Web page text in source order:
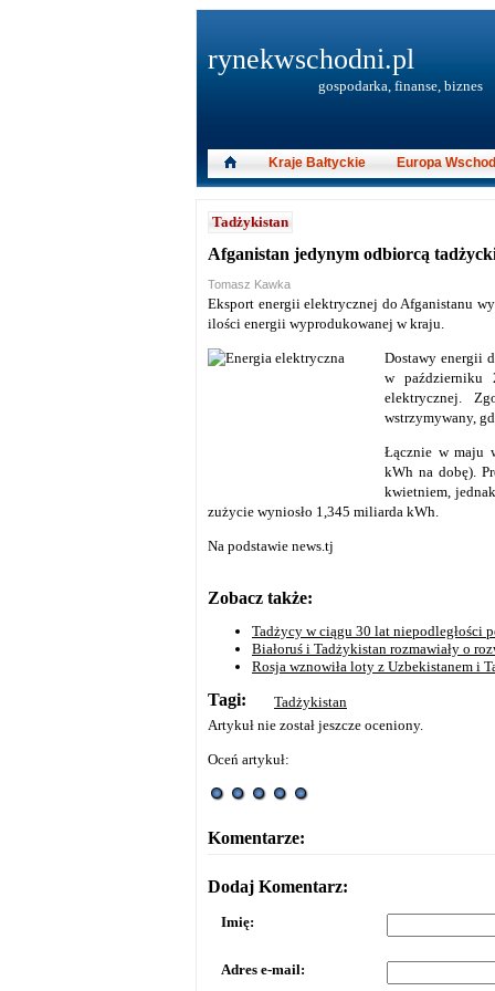
Tadżykistan
Afganistan jedynym odbiorcą
Tomasz Kawka
Eksport energii elektrycznej do Afganistanu
ilości energii wyprodukowanej w kraju.
Dostawy energii
w październiku
elektrycznej.
wstrzymywany,
Łącznie w maju
kWh na dobę).
kwietniem,
zużycie wyniosło 1,345 miliarda kWh.
Na podstawie news.tj
Zobacz także:
Tadżycy w ciągu 30 lat niepodległości
Białoruś i Tadżykistan rozmawiały o
Rosja wznowiła loty z Uzbekistanem i
Tagi:
Tadżykistan
Artykuł nie został jeszcze oceniony.
Oceń artykuł:
Komentarze:
Dodaj Komentarz:
Imię:
Adres e-mail:
rynekwschodni.pl
gospodarka, finanse, biznes
Kraje Bałtyckie Europa